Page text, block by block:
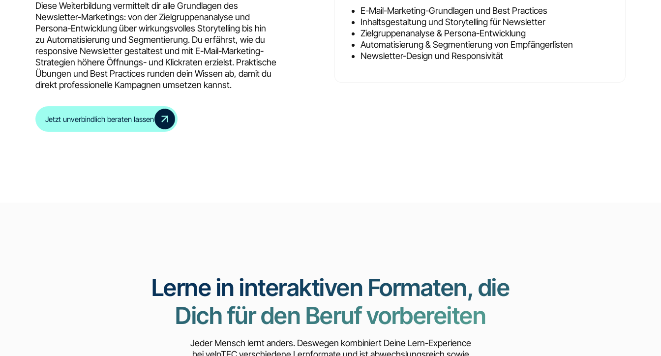
Diese Weiterbildung vermittelt dir alle Grundlagen des
Newsletter-Marketings: von der Zielgruppenanalyse und
Persona-Entwicklung über wirkungsvolles Storytelling bis hin
zu Automatisierung und Segmentierung. Du erfährst, wie du
responsive Newsletter gestaltest und mit E-Mail-Marketing-
Strategien höhere Öffnungs- und Klickraten erzielst. Praktische
Übungen und Best Practices runden dein Wissen ab, damit du
direkt professionelle Kampagnen umsetzen kannst.
Jetzt unverbindlich beraten lassen
E-Mail-Marketing-Grundlagen und Best Practices
Inhaltsgestaltung und Storytelling für Newsletter
Zielgruppenanalyse & Persona-Entwicklung
Automatisierung & Segmentierung von Empfängerlisten
Newsletter-Design und Responsivität
Lerne in interaktiven Formaten, die
Dich für den Beruf vorbereiten
Jeder Mensch lernt anders. Deswegen kombiniert Deine Lern-Experience